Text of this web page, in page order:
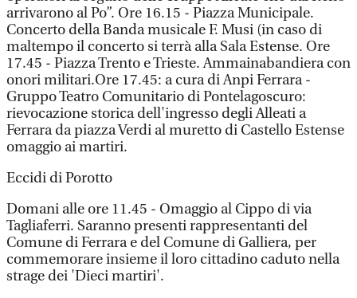
arrivarono al Po”. Ore 16.15 - Piazza Municipale.
Concerto della Banda musicale F. Musi (in caso di
maltempo il concerto si terrà alla Sala Estense. Ore
17.45 - Piazza Trento e Trieste. Ammainabandiera con
onori militari.Ore 17.45: a cura di Anpi Ferrara -
Gruppo Teatro Comunitario di Pontelagoscuro:
rievocazione storica dell'ingresso degli Alleati a
Ferrara da piazza Verdi al muretto di Castello Estense
omaggio ai martiri.
Eccidi di Porotto
Domani alle ore 11.45 - Omaggio al Cippo di via
Tagliaferri. Saranno presenti rappresentanti del
Comune di Ferrara e del Comune di Galliera, per
commemorare insieme il loro cittadino caduto nella
strage dei 'Dieci martiri'.